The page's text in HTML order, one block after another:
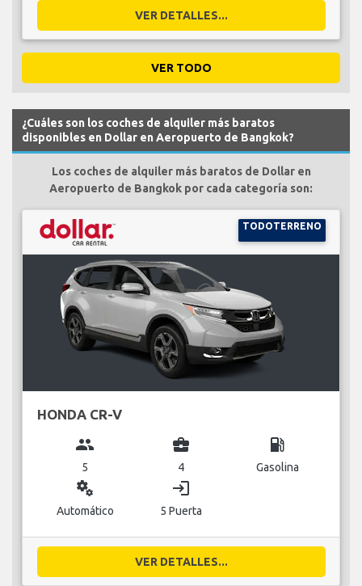
VER DETALLES...
VER TODO
¿Cuáles son los coches de alquiler más baratos
disponibles en Dollar en Aeropuerto de Bangkok?
Los coches de alquiler más baratos de Dollar en
Aeropuerto de Bangkok por cada categoría son:
TODOTERRENO
HONDA CR-V
group
5
business_center
4
local_gas_station
Gasolina
miscellaneous_services
Automático
login
5 Puerta
VER DETALLES...